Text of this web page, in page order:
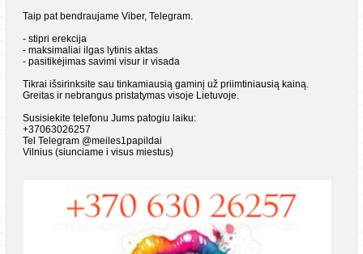
Taip pat bendraujame Viber, Telegram.
- stipri erekcija
- maksimaliai ilgas lytinis aktas
- pasitikėjimas savimi visur ir visada
Tikrai išsirinksite sau tinkamiausią gaminį už priimtiniausią kainą.
Greitas ir nebrangus pristatymas visoje Lietuvoje.
Susisiekite telefonu Jums patogiu laiku:
+37063026257
Tel Telegram @meiles1papildai
Vilnius (siunciame i visus miestus)